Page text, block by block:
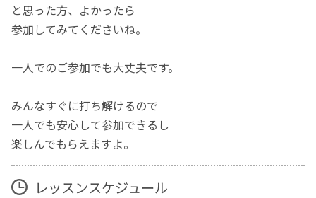
と思った方、よかったら
参加してみてくださいね。
一人でのご参加でも大丈夫です。
みんなすぐに打ち解けるので
一人でも安心して参加できるし
楽しんでもらえますよ。
レッスンスケジュール